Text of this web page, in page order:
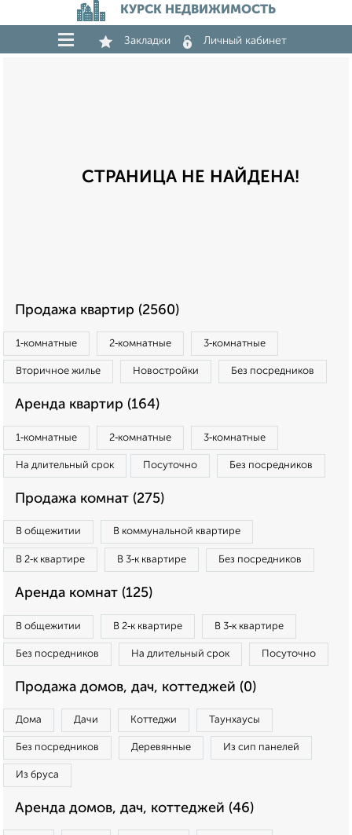
КУРСК НЕДВИЖИМОСТЬ
Закладки Личный кабинет
СТРАНИЦА НЕ НАЙДЕНА!
Продажа квартир (2560)
1‑комнатные 2‑комнатные 3‑комнатные
Вторичное жилье Новостройки Без посредников
Аренда квартир (164)
1‑комнатные 2‑комнатные 3‑комнатные
На длительный срок Посуточно Без посредников
Продажа комнат (275)
В общежитии В коммунальной квартире
В 2‑к квартире В 3‑к квартире Без посредников
Аренда комнат (125)
В общежитии В 2‑к квартире В 3‑к квартире
Без посредников На длительный срок Посуточно
Продажа домов, дач, коттеджей (0)
Дома Дачи Коттеджи Таунхаусы
Без посредников Деревянные Из сип панелей
Из бруса
Аренда домов, дач, коттеджей (46)